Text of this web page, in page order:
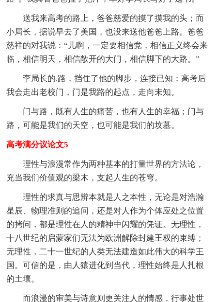
送我来高考的路上，爸爸慈爱的摸了摸我的头；而
小局长，据说早去了美国，也没来送他爸爸上路。爸爸
慈祥的对我说：“儿啊，一定要相信党，相信正义终会来
临，相信明天，相信敞开的大门，相信脚下的大路。”
李局长的.路，挡住了他的脚步，连接已知；高考后
我会走出老校门，门是我路的起点，走向未知。
门与路，既有人生的痛苦，也有人生的幸福；门与
路，可能是我们的天空，也可能是我们的坟墓。
高考满分议论文5
理性与浪漫常作为两种基本的打量世界的方法论，
充当我们价值观的梁木，支起人生的苍穹。
理性的求真与思辨本就是人之本性，无论是对浩瀚
星辰、物理准则的追问，还是对人作为个体应处之位置
的拷问，都是理性在人的精神中闪耀的凭证。无理性，
十八世纪的启蒙家们无法为欧洲解除封建王权的束缚；
无理性，二十一世纪的人类无法建造如此伟大的科学王
国。可信的是，由人猿进化到当代，理性始终是人扎根
的土壤。
而浪漫的审美与诗意则更关注人的情感，行事处世